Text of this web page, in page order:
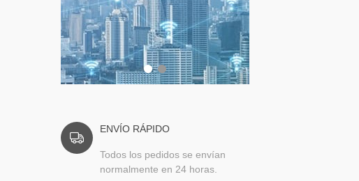
ENVÍO RÁPIDO
Todos los pedidos se envían
normalmente en 24 horas.